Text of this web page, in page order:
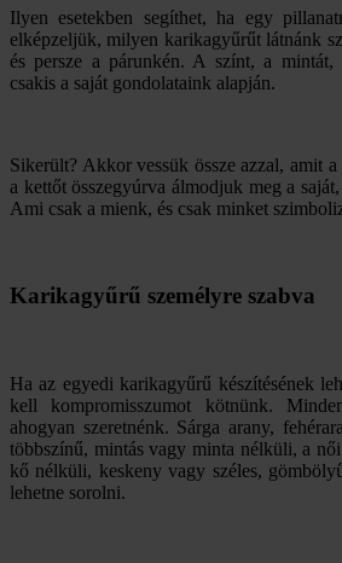
Ilyen esetekben segíthet, ha egy
elképzeljük, milyen karikagyűrűt látnánk
és persze a párunkén. A színt, a mintát,
csakis a saját gondolataink alapján.
Sikerült? Akkor vessük össze azzal, amit
a kettőt összegyúrva álmodjuk meg a
Ami csak a mienk, és csak minket
Karikagyűrű személyre szabva
Ha az egyedi karikagyűrű készítésének
kell kompromisszumot kötnünk.
ahogyan szeretnénk. Sárga arany,
többszínű, mintás vagy minta nélküli, a
kő nélküli, keskeny vagy széles,
lehetne sorolni.